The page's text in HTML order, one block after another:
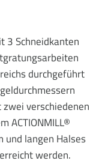
3 Schneidkanten
durchgeführt
verschiedenen
ACTIONMILL®
und langen Halses
werden.